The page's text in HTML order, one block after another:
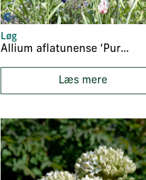
Løg
Allium aflatunense ‘Purple Sensation’
Læs mere